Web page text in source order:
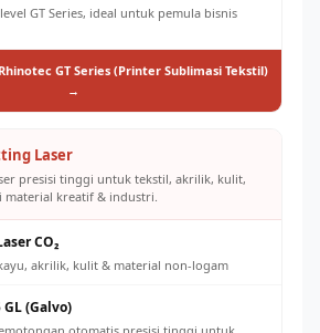
GT Series, ideal untuk pemula bisnis
GT Series (Printer Sublimasi Tekstil)
→
Laser
presisi tinggi untuk tekstil, akrilik, kulit,
material kreatif & industri.
CO₂
akrilik, kulit & material non-logam
GL (Galvo)